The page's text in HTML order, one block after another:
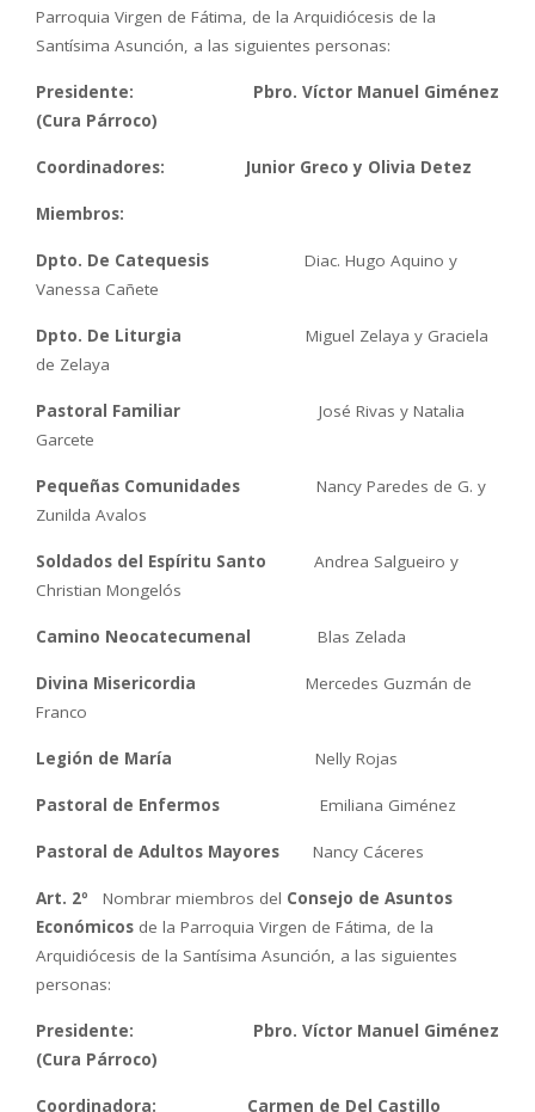
Parroquia Virgen de Fátima, de la Arquidiócesis de la
Santísima Asunción, a las siguientes personas:
Presidente: Pbro. Víctor Manuel Giménez
(Cura Párroco)
Coordinadores: Junior Greco y Olivia Detez
Miembros:
Dpto. De Catequesis Diac. Hugo Aquino y
Vanessa Cañete
Dpto. De Liturgia
Miguel Zelaya y Graciela
de Zelaya
Pastoral Familiar José Rivas y Natalia
Garcete
Pequeñas Comunidades Nancy Paredes de G. y
Zunilda Avalos
Soldados del Espíritu Santo Andrea Salgueiro y
Christian Mongelós
Camino Neocatecumenal Blas Zelada
Divina Misericordia
Mercedes Guzmán de
Franco
Legión de María Nelly Rojas
Pastoral de Enfermos Emiliana Giménez
Pastoral de Adultos Mayores Nancy Cáceres
Art. 2º Nombrar miembros del Consejo de Asuntos
Económicos de la Parroquia Virgen de Fátima, de la
Arquidiócesis de la Santísima Asunción, a las siguientes
personas:
Presidente: Pbro. Víctor Manuel Giménez
(Cura Párroco)
Coordinadora: Carmen de Del Castillo